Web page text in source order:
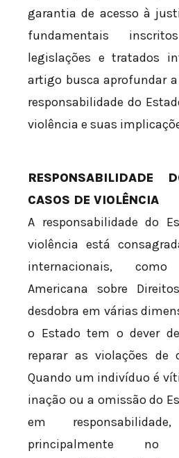
garantia de acesso à
fundamentais
legislações e tratados
artigo busca aprofundar
responsabilidade do
violência e suas
RESPONSABILIDADE
CASOS DE VIOLÊNCIA
A responsabilidade do
violência está
internacionais,
Americana sobre
desdobra em várias
o Estado tem o dever
reparar as violações de
Quando um indivíduo é
inação ou a omissão do
em
principalmente